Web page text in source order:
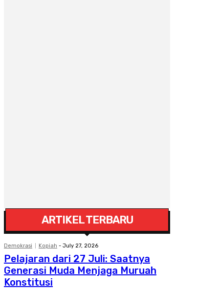
ARTIKEL TERBARU
Demokrasi Kopiah - July 27, 2026
Pelajaran dari 27 Juli: Saatnya
Generasi Muda Menjaga Muruah
Konstitusi